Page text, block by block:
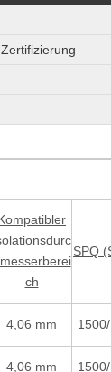
HRB 187 Gerader männlicher Nylon-Stecker, vollständig isoliert, rot, AWG Nr. 22–18
ch
SPQ
4,06 mm
4,06 mm